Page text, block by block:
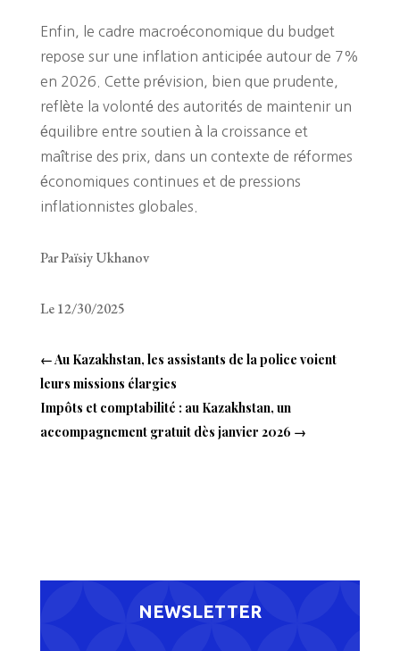
Enfin, le cadre macroéconomique du budget
repose sur une inflation anticipée autour de 7%
en 2026. Cette prévision, bien que prudente,
reflète la volonté des autorités de maintenir un
équilibre entre soutien à la croissance et
maîtrise des prix, dans un contexte de réformes
économiques continues et de pressions
inflationnistes globales.
Par Païsiy Ukhanov
Le 12/30/2025
←Au Kazakhstan, les assistants de la police voient
leurs missions élargies
Impôts et comptabilité : au Kazakhstan, un
accompagnement gratuit dès janvier 2026 →
NEWSLETTER